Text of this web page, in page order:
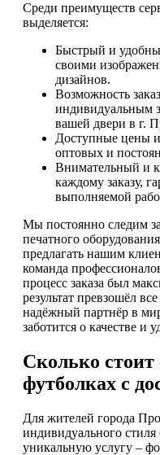
Среди преимуществ
выделяется:
Быстрый и
своими
дизайнов.
Возможность
индивидуальным
вашей двери в г.
Доступные цены и
оптовых и
Внимательный и
каждому заказу,
выполняемой
Мы постоянно следим
печатного
предлагать нашим
команда
процесс заказа был
результат превзошёл
надёжный партнёр в
заботится о качестве и
Сколько стоит
футболках с
Для жителей города
индивидуального
уникальную услугу –